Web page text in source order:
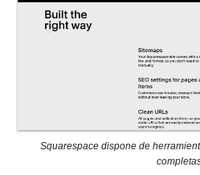
Squarespace dispone de